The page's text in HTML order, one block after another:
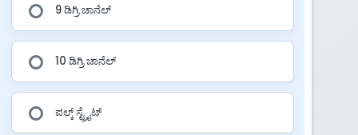
9 ಡಿಗ್ರಿ ಚಾನೆಲ್
10 ಡಿಗ್ರಿ ಚಾನೆಲ್
ಪಲ್ಕ್ ಸ್ಟ್ರೈಟ್